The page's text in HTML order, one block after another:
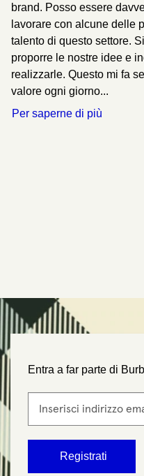
brand. Posso essere
lavorare con alcune delle
talento di questo settore.
proporre le nostre idee e
realizzarle. Questo mi fa
valore ogni giorno...
Per saperne di più
Entra a far parte di